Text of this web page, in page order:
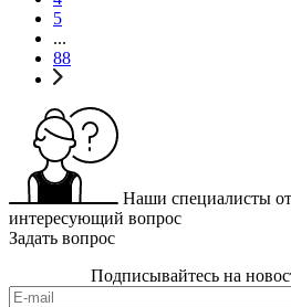
5
...
88
Наши специалисты
интересующий вопрос
Задать вопрос
Подписывайтесь на